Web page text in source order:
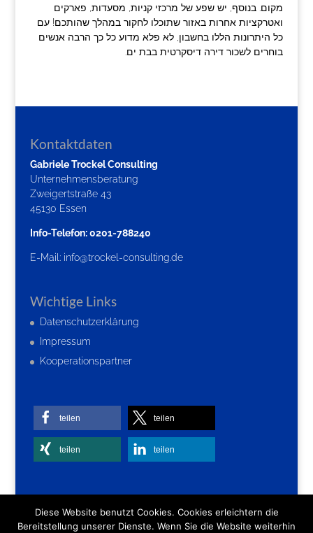
מקום. בנוסף, יש שפע של מרכזי קניות, מסעדות, פארקים
ואטרקציות אחרות באזור שתוכלו לחקור במהלך שהותכם! עם
כל היתרונות הללו בחשבון, לא פלא מדוע כל כך הרבה אנשים
בוחרים לשכור דירה דיסקרטית בבת ים.
Kontaktdaten
Gabriele Trockel Consulting
Unternehmensberatung
Zweigertstraße 43
45130 Essen
Info-Telefon: 0201-788240
E-Mail: info@trockel-consulting.de
Wichtige Links
Datenschutzerklärung
Impressum
Kooperationspartner
teilen teilen
teilen teilen
Diese Website benutzt Cookies. Cookies erleichtern die
Bereitstellung unserer Dienste. Wenn Sie die Website weiterhin